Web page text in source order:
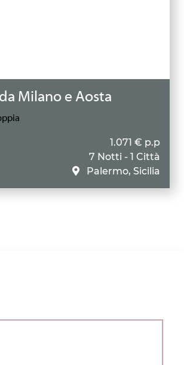
Milano e Aosta
1.071 € p.p
7 Notti - 1 Città
Palermo, Sicilia